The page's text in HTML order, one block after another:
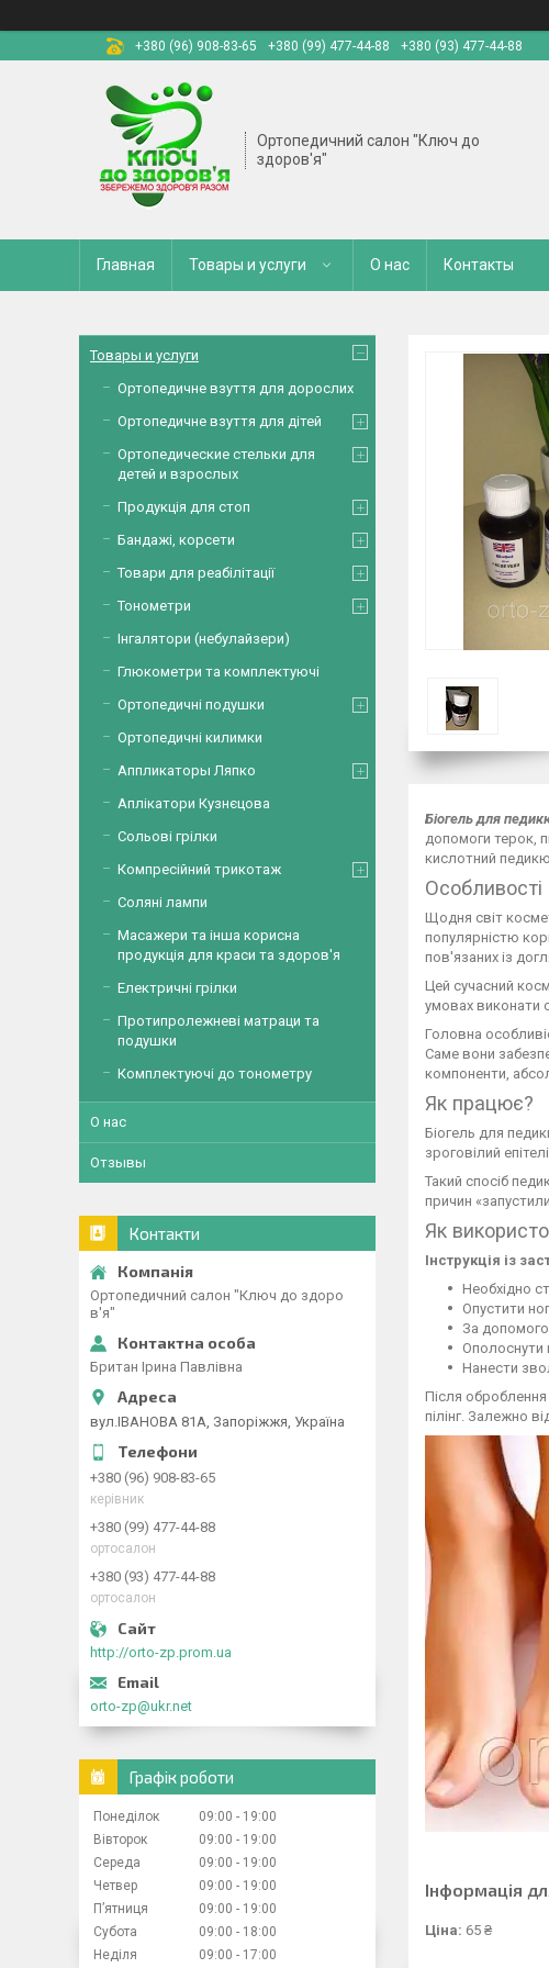
+380 (96) 908-83-65
+380 (99) 477-44-88 +380 (93) 477-44-88
Ортопедичний салон "Ключ до
здоров'я"
Главная Товары и услуги О нас Контакты
Біогель для
допомоги терок,
кислотний
Особливості
Щодня світ
популярністю
пов'язаних із
Цей сучасний
умовах виконати
Головна
Саме вони
компоненти,
Як працює?
Біогель для
зроговілий
Такий спосіб
причин
Як
Інструкція із
Необхідно
Опустити
За
Нанести
Після
пілінг. Залежно
Інформація
Ціна: 65 ₴
Товары и услуги
Ортопедичне взуття для дорослих
Ортопедичне взуття для дітей
Ортопедические стельки для
детей и взрослых
Продукція для стоп
Бандажі, корсети
Товари для реабілітації
Тонометри
Інгалятори (небулайзери)
Глюкометри та комплектуючі
Ортопедичні подушки
Ортопедичні килимки
Аппликаторы Ляпко
Аплікатори Кузнєцова
Сольові грілки
Компресійний трикотаж
Соляні лампи
Масажери та інша корисна
продукція для краси та здоров'я
Електричні грілки
Протипролежневі матраци та
подушки
Комплектуючі до тонометру
О нас
Отзывы
Контакти
Ортопедичний салон "Ключ до здоро
в'я"
Британ Ірина Павлівна
вул.ІВАНОВА 81А, Запоріжжя, Україна
+380 (96) 908-83-65
керівник
+380 (99) 477-44-88
ортосалон
+380 (93) 477-44-88
ортосалон
http://orto-zp.prom.ua
orto-zp@ukr.net
Графік роботи
Понеділок 09:00
19:00
Вівторок
09:00
19:00
Середа
09:00
19:00
Четвер
09:00
19:00
Пʼятниця
09:00
19:00
Субота
09:00
18:00
Неділя
09:00 17:00